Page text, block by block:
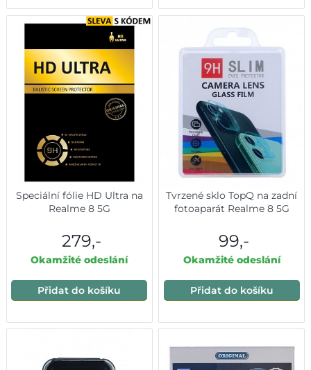
Speciální fólie HD Ultra na
Realme 8 5G
279,-
Okamžité odeslání
Přidat do košíku
Tvrzené sklo TopQ na zadní
fotoaparát Realme 8 5G
99,-
Okamžité odeslání
Přidat do košíku